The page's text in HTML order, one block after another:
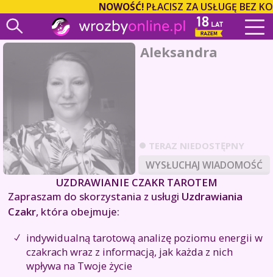
NOWOŚĆ!PŁACISZ ZA USŁUGĘ BEZ
Aleksandra
TERAZ NIEDOSTĘPNY
WYSŁUCHAJ WIADOMOŚĆ
UZDRAWIANIE CZAKR TAROTEM
Zapraszam do skorzystania z usługi Uzdrawiania
Czakr, która obejmuje:
indywidualną tarotową analizę poziomu energii w
czakrach wraz z informacją, jak każda z nich
wpływa na Twoje życie